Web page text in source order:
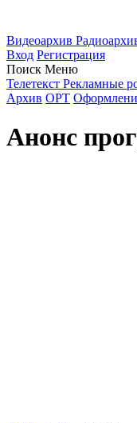
Видеоархив
Вход Регистрация
Поиск Меню
Телетекст Рекламные
Архив ОРТ
Анонс